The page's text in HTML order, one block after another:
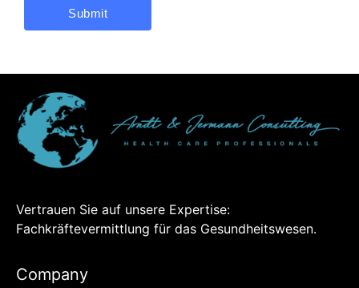
Vertrauen Sie auf unsere Expertise:
Fachkräftevermittlung für das Gesundheitswesen.
Company